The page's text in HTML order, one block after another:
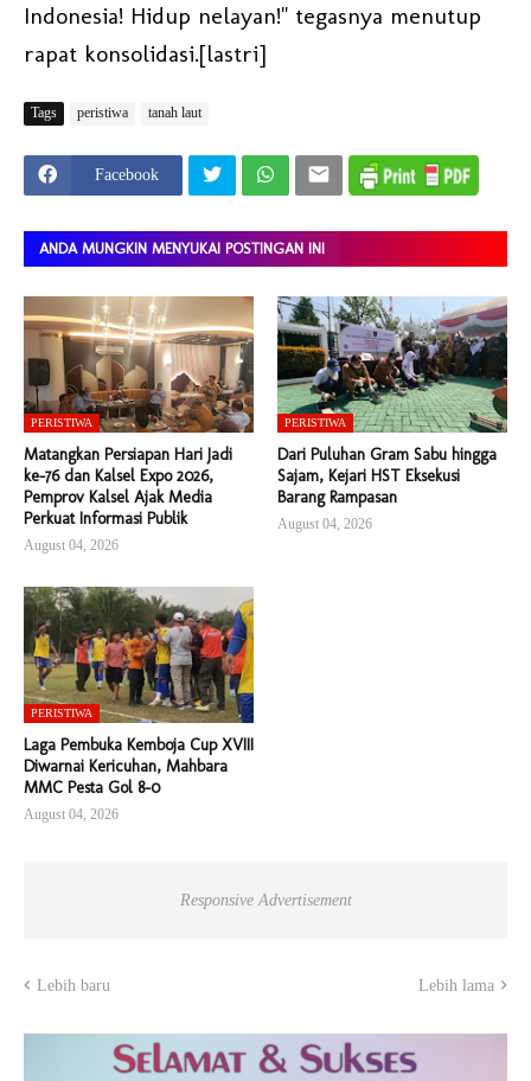
Indonesia! Hidup nelayan!" tegasnya menutup
rapat konsolidasi.[lastri]
Tags peristiwa tanah laut
Facebook
ANDA MUNGKIN MENYUKAI POSTINGAN INI
PERISTIWA
Matangkan Persiapan Hari Jadi
ke-76 dan Kalsel Expo 2026,
Pemprov Kalsel Ajak Media
Perkuat Informasi Publik
August 04, 2026
PERISTIWA
Dari Puluhan Gram Sabu hingga
Sajam, Kejari HST Eksekusi
Barang Rampasan
August 04, 2026
PERISTIWA
Laga Pembuka Kemboja Cup XVIII
Diwarnai Kericuhan, Mahbara
MMC Pesta Gol 8-0
August 04, 2026
Responsive Advertisement
Lebih baru Lebih lama